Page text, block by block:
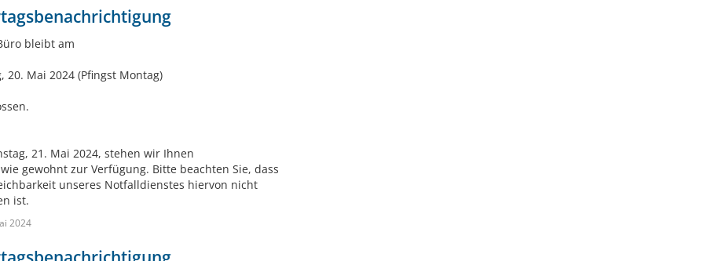
bleibt am
20. Mai 2024 (Pfingst Montag)
21. Mai 2024, stehen wir Ihnen
gewohnt zur Verfügung. Bitte beachten Sie, dass
unseres Notfalldienstes hiervon nicht
ist.
2024